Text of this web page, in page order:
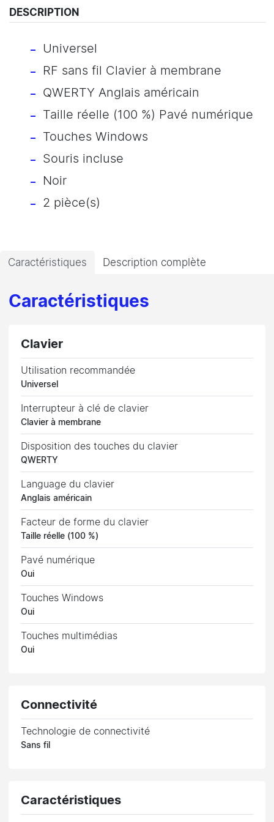
DESCRIPTION
Universel
RF sans fil Clavier à membrane
QWERTY Anglais américain
Taille réelle (100 %) Pavé numérique
Touches Windows
Souris incluse
Noir
2 pièce(s)
Caractéristiques Description complète
Caractéristiques
Clavier
Utilisation recommandée
Universel
Interrupteur à clé de clavier
Clavier à membrane
Disposition des touches du clavier
QWERTY
Language du clavier
Anglais américain
Facteur de forme du clavier
Taille réelle (100 %)
Pavé numérique
Oui
Touches Windows
Oui
Touches multimédias
Oui
Connectivité
Technologie de connectivité
Sans fil
Caractéristiques